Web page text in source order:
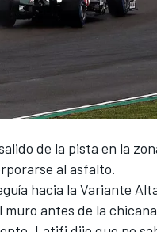
de la pista en la
al asfalto.
hacia la Variante
antes de la